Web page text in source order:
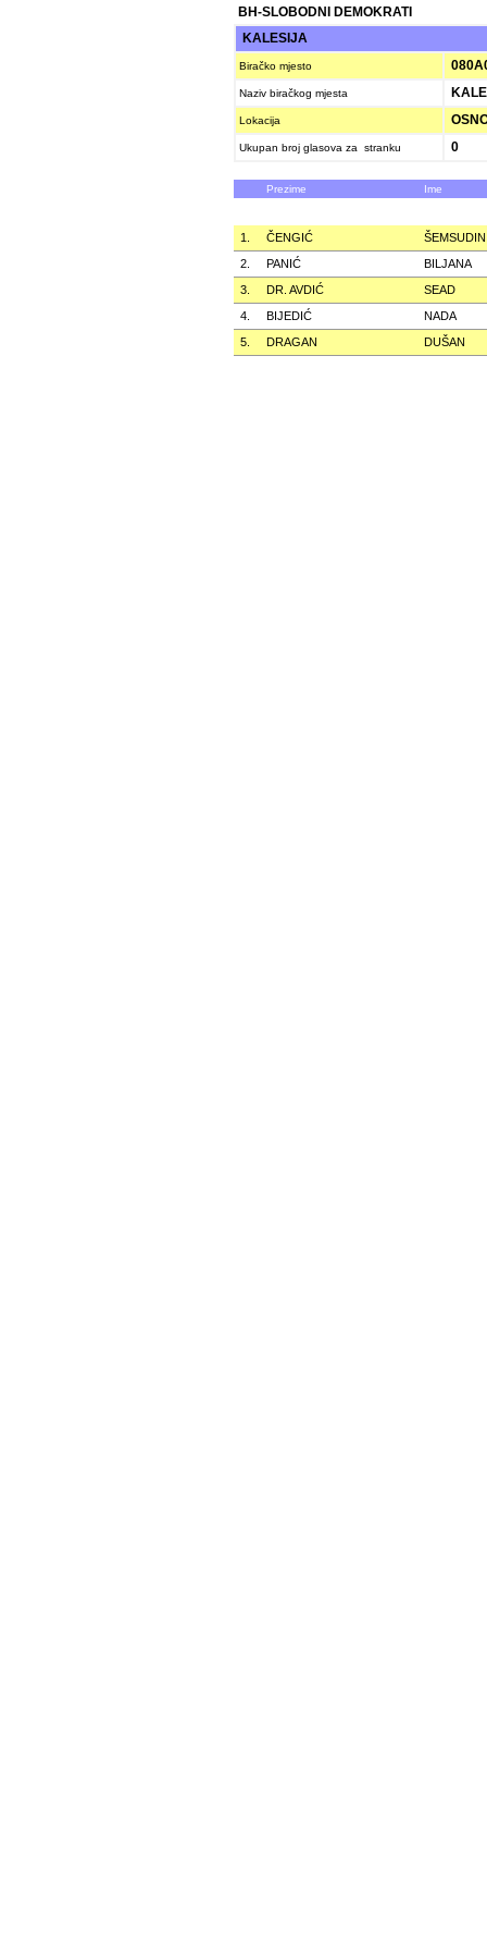
BH-SLOBODNI DEMOKRATI
KALESIJA
Biračko mjesto
Naziv biračkog mjesta
Lokacija
Ukupan broj glasova za stranku 0
Prezime Ime
1. ČENGIĆ
ŠEMSUDIN
2.
PANIĆ
BILJANA
3.
DR. AVDIĆ
SEAD
4.
BIJEDIĆ
NADA
5.
DRAGAN DUŠAN